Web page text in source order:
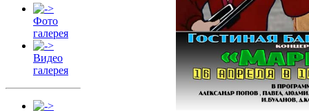
Фото
галерея
Видео
галерея